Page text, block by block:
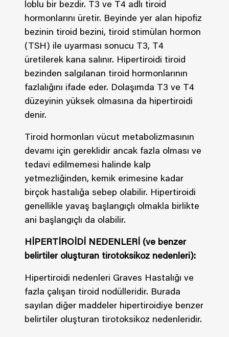
loblu bir bezdir. T3 ve T4 adlı tiroid
hormonlarını üretir. Beyinde yer alan hipofiz
bezinin tiroid bezini, tiroid stimülan hormon
(TSH) ile uyarması sonucu T3, T4
üretilerek kana salınır. Hipertiroidi tiroid
bezinden salgılanan tiroid hormonlarının
fazlalığını ifade eder. Dolaşımda T3 ve T4
düzeyinin yüksek olmasına da hipertiroidi
denir.
Tiroid hormonları vücut metabolizmasının
devamı için gereklidir ancak fazla olması ve
tedavi edilmemesi halinde kalp
yetmezliğinden, kemik erimesine kadar
birçok hastalığa sebep olabilir. Hipertiroidi
genellikle yavaş başlangıçlı olmakla birlikte
ani başlangıçlı da olabilir.
HİPERTİROİDİ NEDENLERİ (ve benzer
belirtiler oluşturan tirotoksikoz nedenleri):
Hipertiroidi nedenleri Graves Hastalığı ve
fazla çalışan tiroid nodülleridir. Burada
sayılan diğer maddeler hipertiroidiye benzer
belirtiler oluşturan tirotoksikoz nedenleridir.